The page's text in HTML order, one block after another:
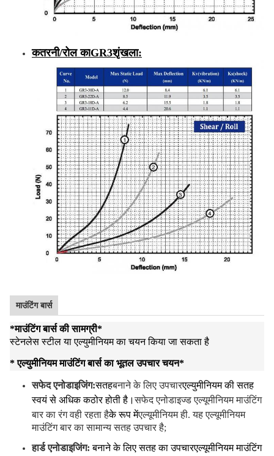
कतरनी/रोल काGR3शृंखला:
माउंटिंग बार्स
*माउंटिंग बार्स की सामग्री*
स्टेनलेस स्टील या एल्युमीनियम का चयन किया जा सकता है
* एल्युमीनियम माउंटिंग बार्स का भूतल उपचार चयन*
सफेद एनोडाइजिंग:सतहबनाने के लिए उपचारएल्युमीनियम की सतह
स्वयं से अधिक कठोर होती है।सफेद एनोडाइज्ड एल्यूमीनियम माउंटिंग
बार का रंग वही रहता हैके रूप मेंएल्यूमीनियम ही. यह एल्यूमीनियम
माउंटिंग बार का सामान्य सतह उपचार है;
हार्ड एनोडाइजिंग: बनाने के लिए सतह का उपचारएल्यूमीनियम माउंटिंग